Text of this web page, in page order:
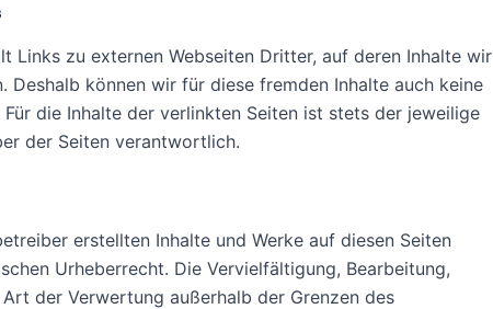
Links zu externen Webseiten Dritter, auf deren Inhalte wir
Deshalb können wir für diese fremden Inhalte auch keine
Für die Inhalte der verlinkten Seiten ist stets der jeweilige
der Seiten verantwortlich.
erstellten Inhalte und Werke auf diesen Seiten
Urheberrecht. Die Vervielfältigung, Bearbeitung,
der Verwertung außerhalb der Grenzen des